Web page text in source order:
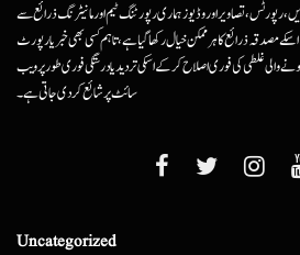
رپورٹس، تصاویر اور وڈیوز ہماری رپورٹنگ ٹیم اور مانیٹرنگ ذرائع سے
مصدقہ ذرائع کا ہرممکن خیال رکھا گیا ہے، تاہم کسی بھی خبر یا رپورٹ
والی غلطی کی فوری اصلاح کرکے اسکی تردید یا درستگی فوری طور پر ویب
سائٹ پر شائع کردی جاتی ہے۔
Uncategorized